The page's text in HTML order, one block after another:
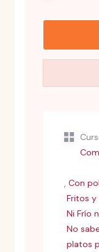
, Con
Fritos
Ni Frío
No
platos